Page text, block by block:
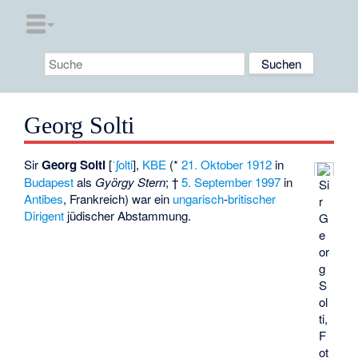
Georg Solti
Si
r
G
e
or
g
S
ol
ti,
F
ot
SirGeorg Solti [ˈʃolti], KBE (*21. Oktober 1912 in
Budapestals György Stern; †5. September 1997 in
Antibes, Frankreich) war ein ungarisch-britischer
Dirigent jüdischer Abstammung.